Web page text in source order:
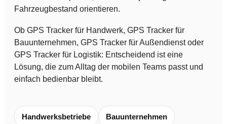
Fahrzeugbestand orientieren.
Ob GPS Tracker für Handwerk, GPS Tracker für
Bauunternehmen, GPS Tracker für Außendienst oder
GPS Tracker für Logistik: Entscheidend ist eine
Lösung, die zum Alltag der mobilen Teams passt und
einfach bedienbar bleibt.
Handwerksbetriebe Bauunternehmen